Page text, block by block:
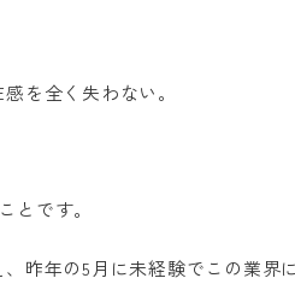
を全く失わない。
です。
昨年の5月に未経験でこの業界